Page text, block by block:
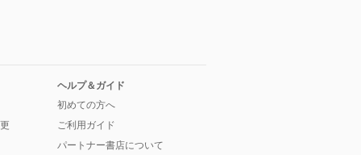
ヘルプ＆ガイド
初めての方へ
ご利用ガイド
パートナー書店について